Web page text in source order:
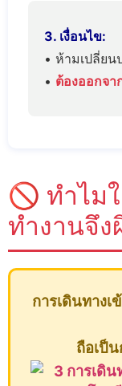
3. เงื่อนไข:
• ห้ามเปลี่ยน
• ต้องออกจา
🚫 ทำไม
ทำงานจึ
การเดินทางเ
ถือเป็